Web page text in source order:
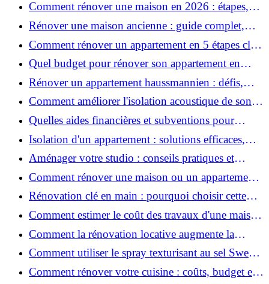
Comment rénover une maison en 2026 : étapes,
coûts et conseils ?
Rénover une maison ancienne : guide complet,
étapes, budget et astuces
Comment rénover un appartement en 5 étapes clés
?
Quel budget pour rénover son appartement en
2026 ?
Rénover un appartement haussmannien : défis,
conseils pratiques et estimation des prix
Comment améliorer l'isolation acoustique de son
appartement ?
Quelles aides financières et subventions pour
rénover votre appartement en 2026 ?
Isolation d'un appartement : solutions efficaces,
prix et conseils
Aménager votre studio : conseils pratiques et
erreurs à éviter
Comment rénover une maison ou un appartement
avec 50 000 € : budget, étapes et astuces ?
Rénovation clé en main : pourquoi choisir cette
solution et à quoi faire attention ?
Comment estimer le coût des travaux d'une maison
?
Comment la rénovation locative augmente la
rentabilité de votre parc immobilier ?
Comment utiliser le spray texturisant au sel Sweet
Salt pour des cheveux effet plage ?
Comment rénover votre cuisine : coûts, budget et